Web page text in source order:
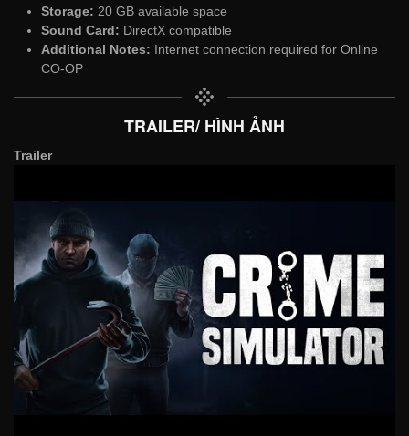
Storage: 20 GB available space
Sound Card: DirectX compatible
Additional Notes: Internet connection required for Online
CO-OP
TRAILER/ HÌNH ẢNH
Trailer